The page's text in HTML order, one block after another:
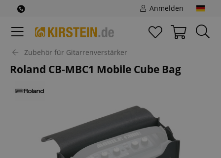
Anmelden
Zubehör für Gitarrenverstärker
Roland CB-MBC1 Mobile Cube Bag